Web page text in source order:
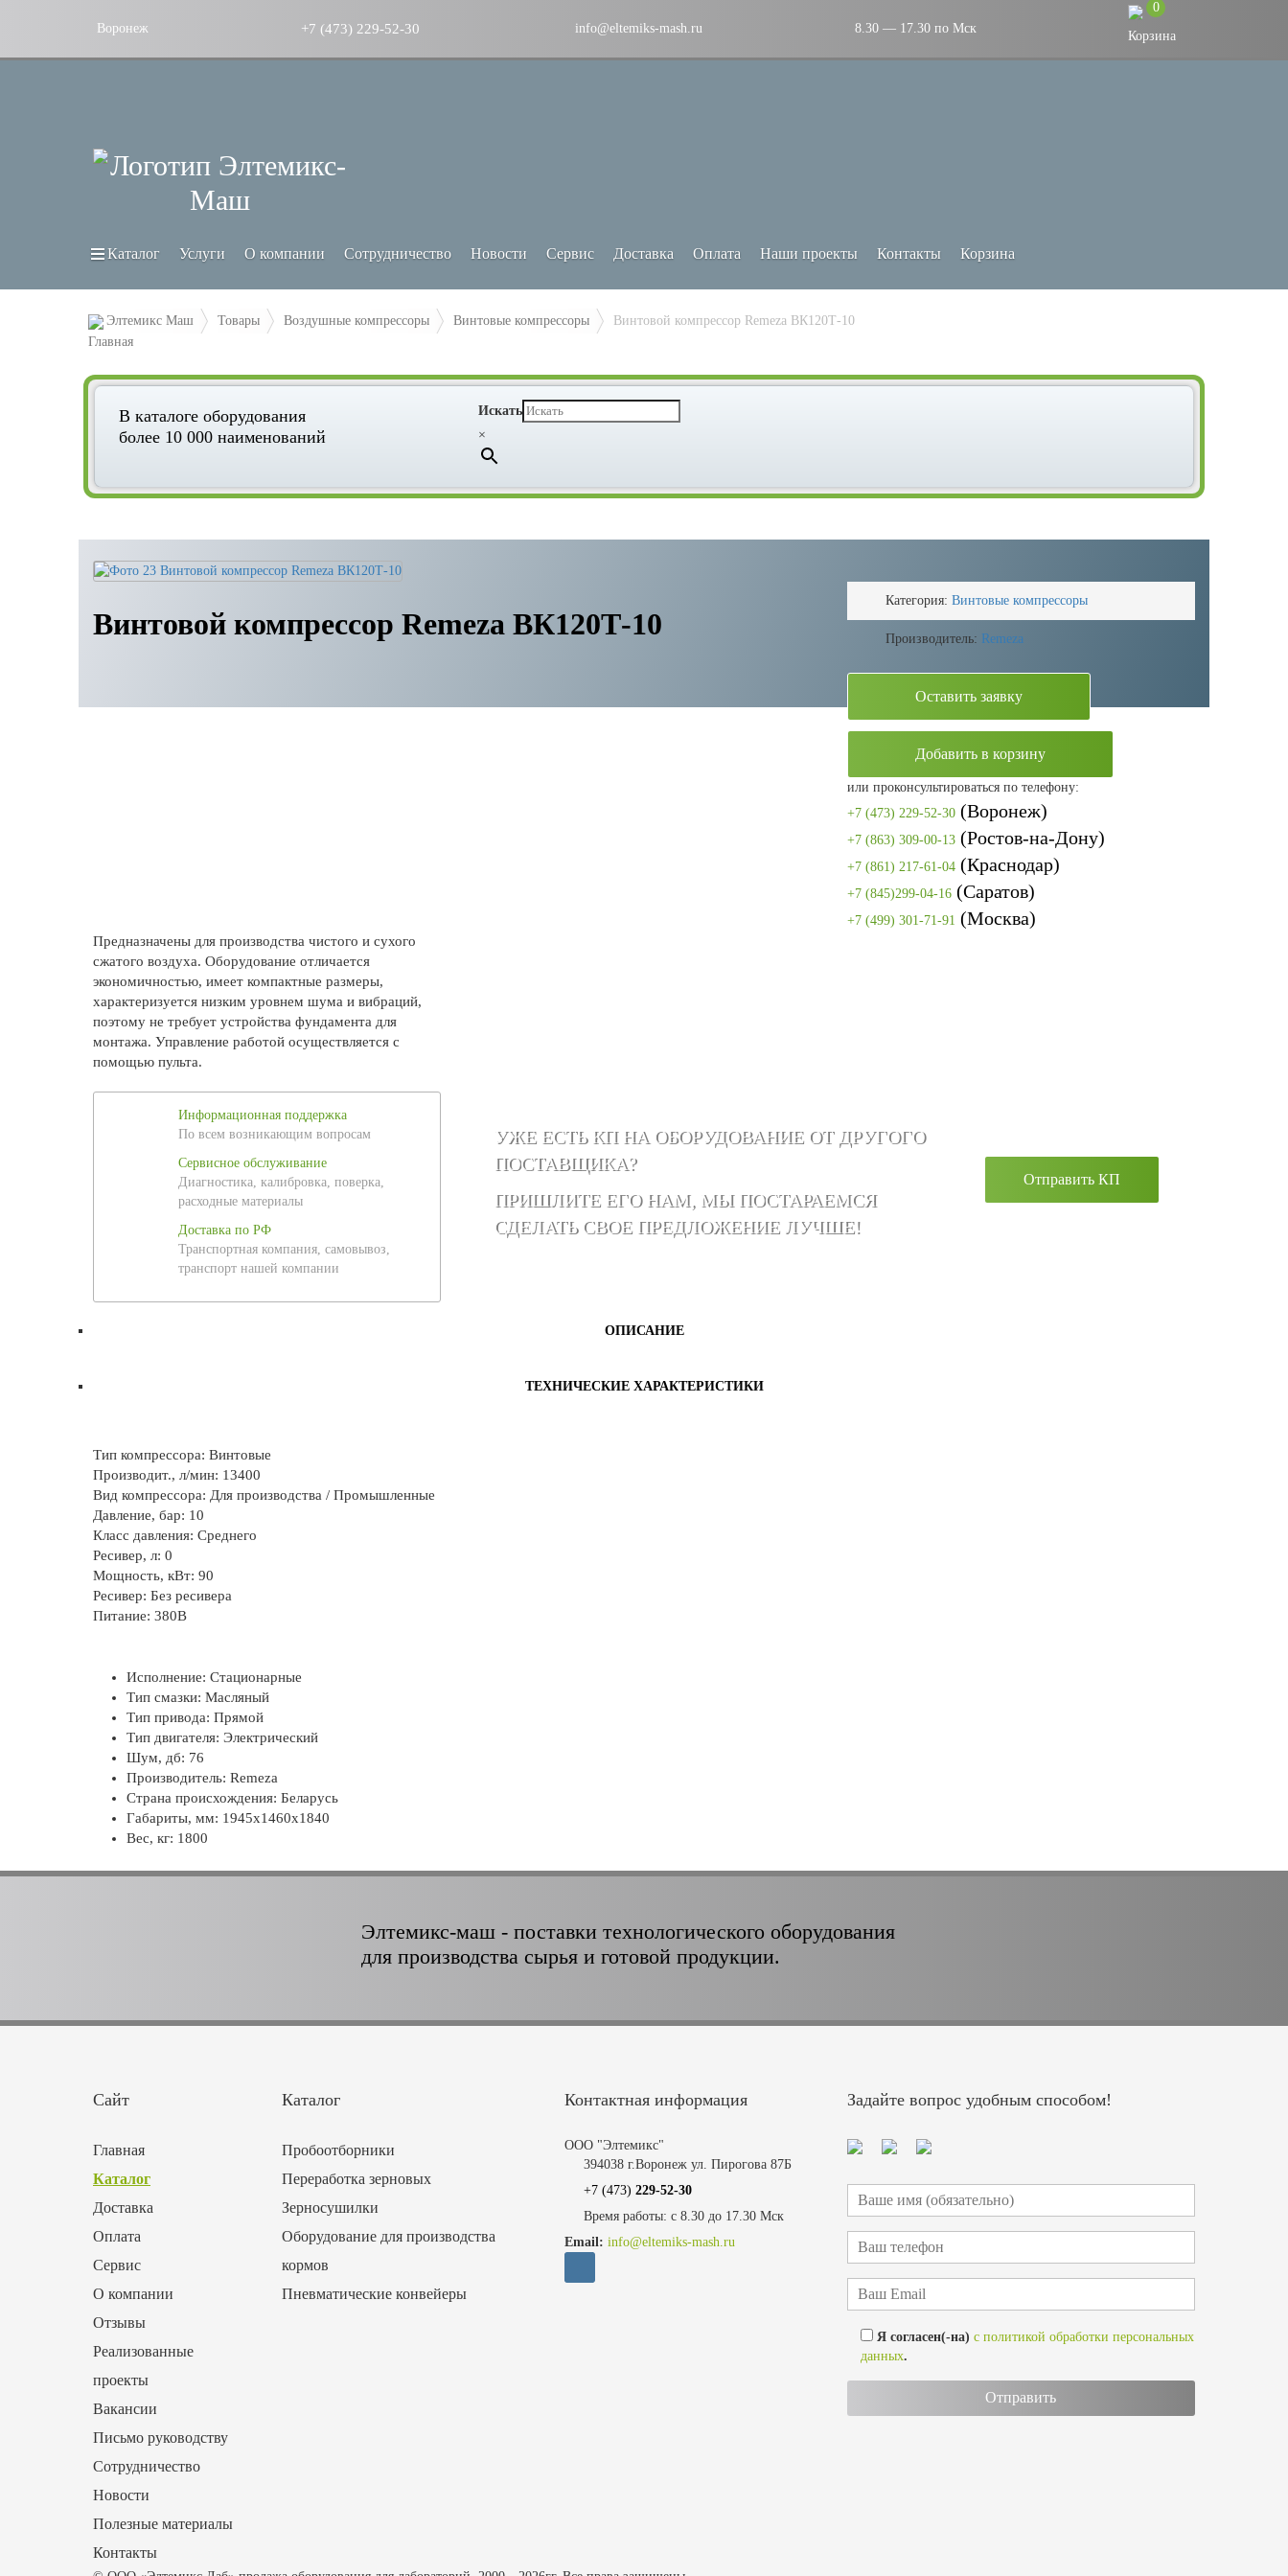
Воронеж +7 (473) 229-52-30 info@eltemiks-mash.ru 8.30 — 17.30 по Мск
0
Каталог Услуги О компании Сотрудничество Новости Сервис Доставка Оплата Наши проекты Контакты Корзина
Элтемикс Маш Товары Воздушные компрессоры Винтовые компрессоры Винтовой компрессор Remeza ВК120Т-10
В каталоге оборудования
более 10 000 наименований
Искать
×
Винтовой компрессор Remeza ВК120Т-10
Категория: Винтовые компрессоры
Производитель: Remeza
Оставить заявку
Добавить в корзину
или проконсультироваться по телефону:
+7 (473) 229-52-30(Воронеж)
+7 (863) 309-00-13(Ростов-на-Дону)
+7 (861) 217-61-04(Краснодар)
+7 (845)299-04-16(Саратов)
+7 (499) 301-71-91 (Москва)
Предназначены для производства чистого и сухого
сжатого воздуха. Оборудование отличается
экономичностью, имеет компактные размеры,
характеризуется низким уровнем шума и вибраций,
поэтому не требует устройства фундамента для
монтажа. Управление работой осуществляется с
помощью пульта.
Информационная поддержка
По всем возникающим вопросам
Сервисное обслуживание
Диагностика, калибровка, поверка,
расходные материалы
Доставка по РФ
Транспортная компания, самовывоз,
транспорт нашей компании
УЖЕ ЕСТЬ КП НА ОБОРУДОВАНИЕ ОТ ДРУГОГО
ПОСТАВЩИКА?
ПРИШЛИТЕ ЕГО НАМ, МЫ ПОСТАРАЕМСЯ
СДЕЛАТЬ СВОЕ ПРЕДЛОЖЕНИЕ ЛУЧШЕ!
Отправить КП
ОПИСАНИЕ
ТЕХНИЧЕСКИЕ ХАРАКТЕРИСТИКИ
Тип компрессора: Винтовые
Производит., л/мин: 13400
Вид компрессора: Для производства / Промышленные
Давление, бар: 10
Класс давления: Среднего
Ресивер, л: 0
Мощность, кВт: 90
Ресивер: Без ресивера
Питание: 380В
Исполнение: Стационарные
Тип смазки: Масляный
Тип привода: Прямой
Тип двигателя: Электрический
Шум, дб: 76
Производитель: Remeza
Страна происхождения: Беларусь
Габариты, мм: 1945x1460x1840
Вес, кг: 1800
Элтемикс-маш - поставки технологического оборудования
для производства сырья и готовой продукции.
Сайт
Главная
Каталог
Доставка
Оплата
Сервис
О компании
Отзывы
Реализованные
проекты
Вакансии
Письмо руководству
Сотрудничество
Новости
Полезные материалы
Контакты
Каталог
Пробоотборники
Переработка зерновых
Зерносушилки
Оборудование для производства
кормов
Пневматические конвейеры
Контактная информация
ООО "Элтемикс"
394038 г.Воронеж ул. Пирогова 87Б
+7 (473) 229-52-30
Время работы: с 8.30 до 17.30 Мск
Email: info@eltemiks-mash.ru
Задайте вопрос удобным способом!
Я согласен(-на) с политикой обработки персональных
данных.